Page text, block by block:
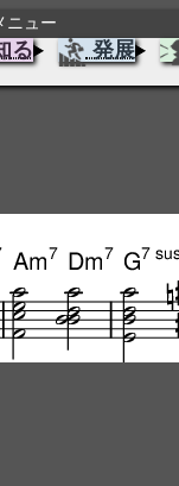
ニュー
る 発展